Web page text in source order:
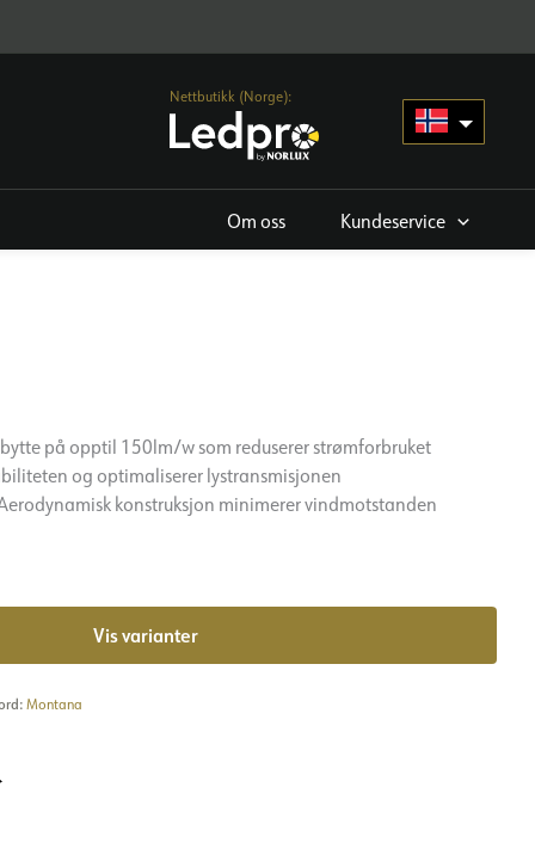
Nettbutikk (Norge):
Om oss Kundeservice
på opptil 150lm/w som reduserer strømforbruket
og optimaliserer lystransmisjonen
konstruksjon minimerer vindmotstanden
Vis varianter
Montana